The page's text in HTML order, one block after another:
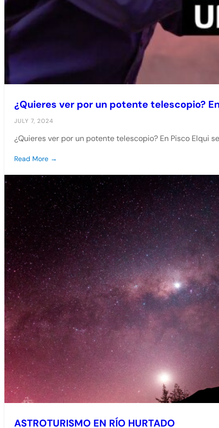
¿Quieres ver por un potente telescopio?
JULY 7, 2024
¿Quieres ver por un potente telescopio? En Pisco Elqui
Read More →
ASTROTURISMO EN RÍO HURTADO